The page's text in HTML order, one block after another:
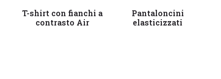
Leggi tutto
T-shirt con fianchi a
contrasto Air
Leggi tutto
Pantaloncini
elasticizzati